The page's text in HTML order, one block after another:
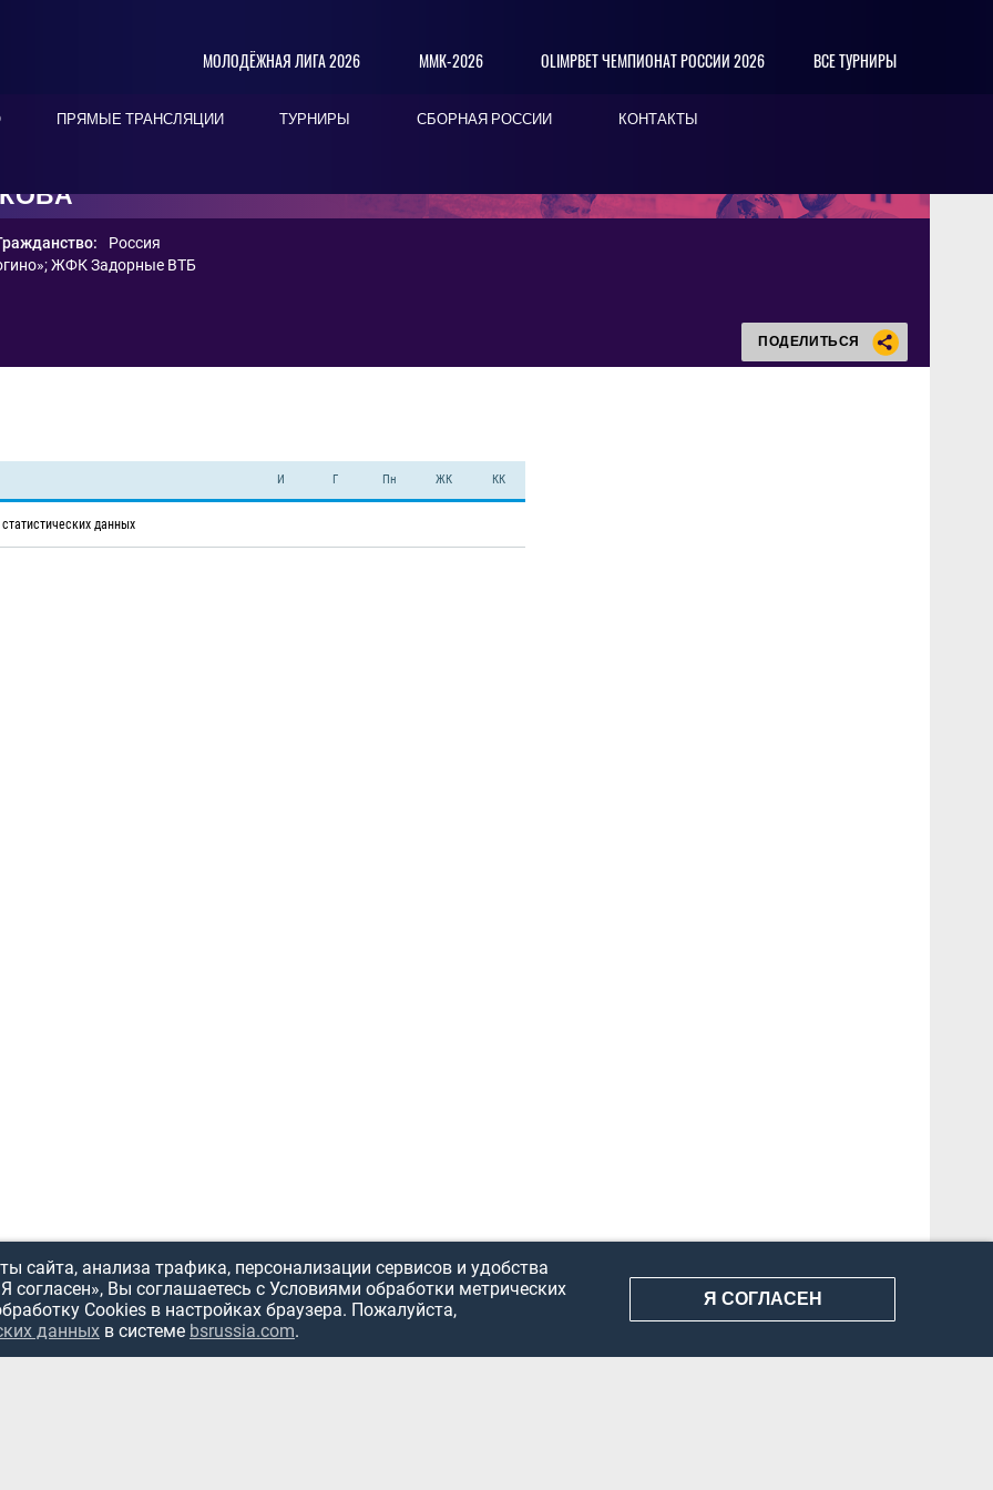
МОЛОДЁЖНАЯ ЛИГА 2026 ММК-2026 OLIMPBET ЧЕМПИОНАТ РОССИИ 2026 ВСЕ ТУРНИРЫ
ПРЯМЫЕ ТРАНСЛЯЦИИ ТУРНИРЫ СБОРНАЯ РОССИИ КОНТАКТЫ
Россия
;ЖФК Задорные ВТБ
ПОДЕЛИТЬСЯ
И Г Пн ЖК КК
данных
анализа трафика, персонализации сервисов и удобства
согласен», Вы соглашаетесь с Условиями обработки метрических
Cookies в настройках браузера. Пожалуйста,
данных в системе bsrussia.com.
Я СОГЛАСЕН